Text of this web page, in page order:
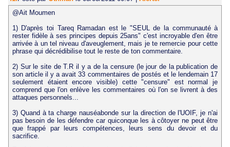
@Ait Moumen
1) D'après toi Tareq Ramadan est le "SEUL de la communauté à
rester fidèle à ses principes depuis 25ans" c'est incroyable d'en être
arrivée à un tel niveau d'aveuglement, mais je te remercie pour cette
phrase qui décrédibilise tout le reste de ton commentaire.
2) Sur le site de T.R il y a de la censure (le jour de la publication de
son article il y a avait 33 commentaires de postés et le lendemain 17
seulement étaient encore visible) cette "censure" est normal je
comprend que l'on enlève les commentaires où l'on se livrent à des
attaques personnels...
3) Quand à ta charge nauséabonde sur la direction de l'UOIF, je n'ai
pas besoin de les défendre car quiconque les à côtoyer ne peut être
que frappé par leurs compétences, leurs sens du devoir et du
sacrifice.